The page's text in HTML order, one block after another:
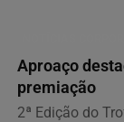
Aproaço
premiação
2ª Edição do